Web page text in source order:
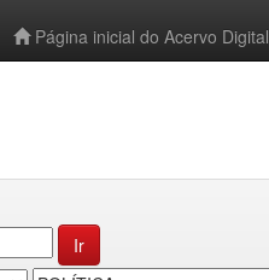
Página inicial do Acervo Digital